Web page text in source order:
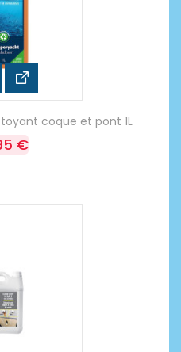
coque et pont 1L
€